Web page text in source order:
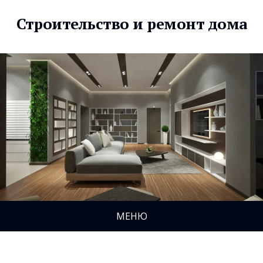
Строительство и ремонт дома
МЕНЮ